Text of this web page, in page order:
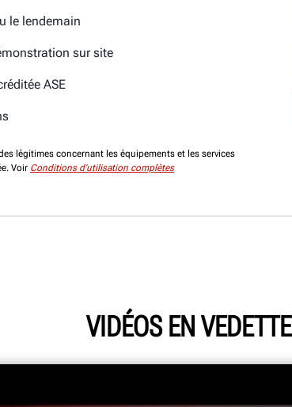
le lendemain
sur site
ASE
légitimes concernant les équipements et les services
Voir Conditions d’utilisation complètes
VIDÉOS EN VEDETTE